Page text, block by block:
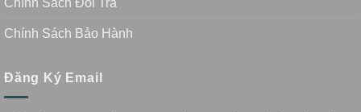
Chính Sách Bảo Hành
Đăng Ký Email